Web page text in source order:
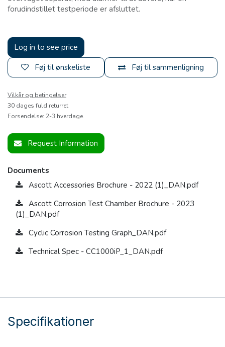
forudindstillet testperiode er afsluttet.
Log in to see price
Føj til sammenligning
Føj til ønskeliste
Vilkår og betingelser
30 dages fuld returret
Forsendelse: 2-3 hverdage
Request Information
Documents
Ascott Accessories Brochure - 2022 (1)_DAN.pdf
Ascott Corrosion Test Chamber Brochure - 2023
(1)_DAN.pdf
Cyclic Corrosion Testing Graph_DAN.pdf
Technical Spec - CC1000iP_1_DAN.pdf
Specifikationer